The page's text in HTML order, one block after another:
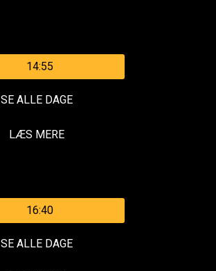
14:55
SE ALLE DAGE
LÆS MERE
16:40
SE ALLE DAGE